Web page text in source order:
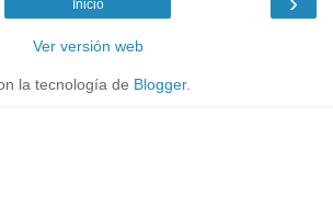
Inicio
Ver versión web
la tecnología de Blogger.